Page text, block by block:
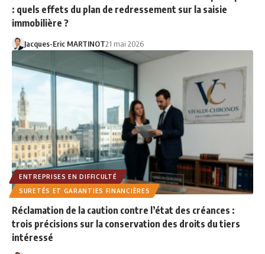
: quels effets du plan de redressement sur la saisie
immobilière ?
Jacques-Eric MARTINOT21 mai 2026
ENTREPRISES EN DIFFICULTÉ
SURETÉS ET GARANTIES FINANCIÈRES
Réclamation de la caution contre l’état des créances :
trois précisions sur la conservation des droits du tiers
intéressé